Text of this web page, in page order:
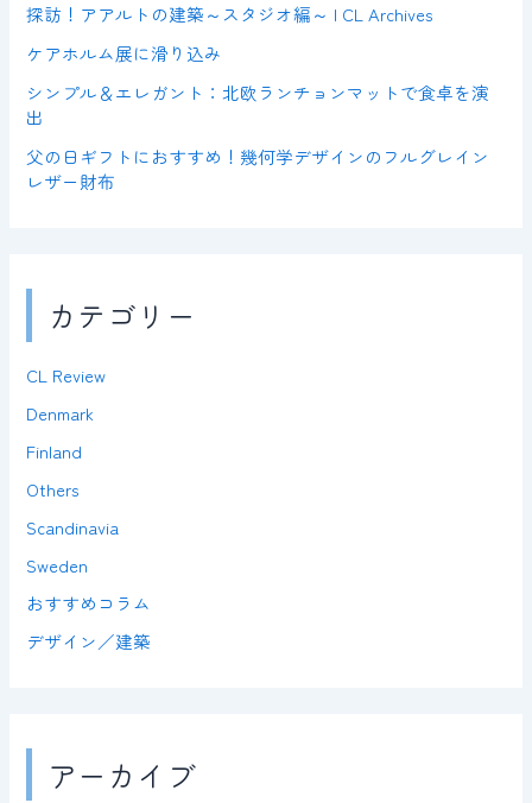
探訪！アアルトの建築～スタジオ編～ | CL Archives
ケアホルム展に滑り込み
シンプル＆エレガント：北欧ランチョンマットで食卓を演
出
父の日ギフトにおすすめ！幾何学デザインのフルグレイン
レザー財布
カテゴリー
CL Review
Denmark
Finland
Others
Scandinavia
Sweden
おすすめコラム
デザイン／建築
アーカイブ